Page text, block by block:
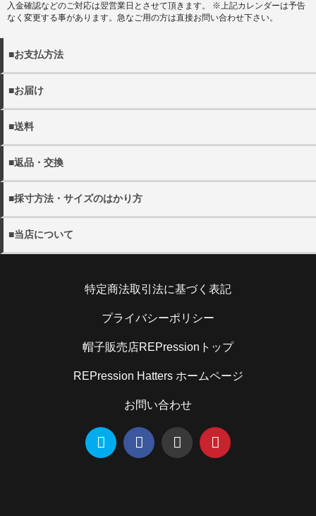
入金確認などのご対応は翌営業日とさせて頂きます。 ※上記カレンダーは予告
なく変更する事があります。急なご用の方は直接お問い合わせ下さい。
■お支払方法
・クレジットカード決済
・代金引換（別途手数料440円）
■お届け
※宅配便でお届け先が沖縄・離島の場合日本郵政となる場合
がございます。
・配送日の指定をご希望の場合にはご注文の際にご希望日を
ご指定がない場合には、最短のお日にちで発送いたします。
・配送希望時間帯は、以下よりお選びください。
【午前中 12-14時 14-16時 16-18時 18-20時 19-21
時】
※メール便(ゆうパケット)はポスト投函となるたの日時指定
・日本国外への出荷は、承っておりません。
詳しく見る
■送料
・各都道府県別送料につきましては下記リンクよりご確認く
ださい。
・メール便は全国一律300円となります。
■返品・交換
(shop@rep-hat.com)またはお電話（042-723-7854）までご
連絡ください。
※当店休業日は、
・お客様のご都合による返品の場合
に限り、返品を承ります。お手元に到着後5日以内にご連絡
客様ご負担となりますので予めご了承ください。
詳しく見る
■採寸方法・サイズのはかり方
い。
サイズのはかり方
■当店について
メール：shop@rep-hat.com
特定商法取引法に基づく表記
プライバシーポリシー
帽子販売店REPressionトップ
REPression Hatters ホームページ
お問い合わせ